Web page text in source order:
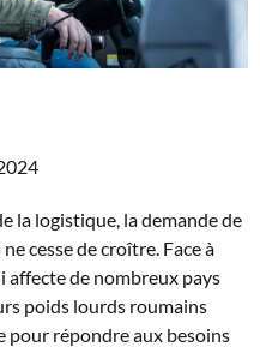
la logistique, la demande de
cesse de croître. Face à
affecte de nombreux pays
poids lourds roumains
pour répondre aux besoins